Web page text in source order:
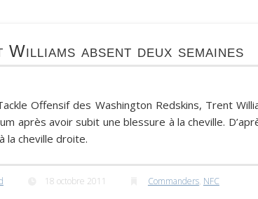
absent deux semaines
Offensif des Washington Redskins, Trent
après avoir subit une blessure à la cheville.
la cheville droite.
18 octobre 2011 Commanders, NFC